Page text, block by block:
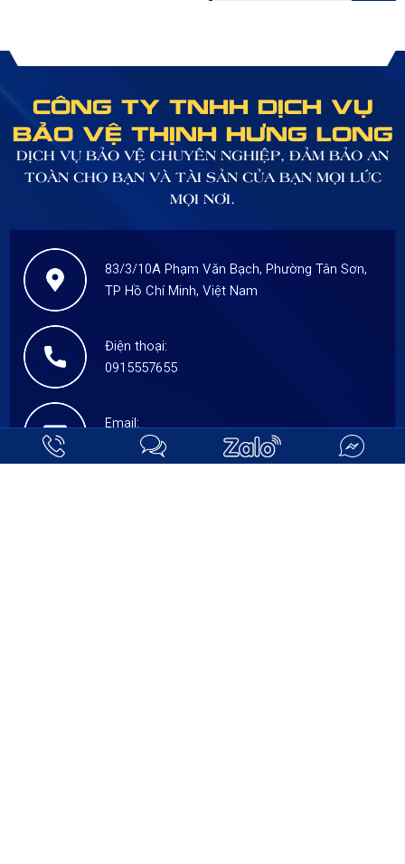
Thịnh Hưng Long tìm
đây.
Với mạng lưới siêu thị -
trung tâm thương mại
đang càng được nhân
rộng lên và nhu cầu
người tiêu dùng ngày
CÔNG TY TNHH DỊCH VỤ
BẢO VỆ THỊNH HƯNG LONG
DỊCH VỤ BẢO VỆ CHUYÊN NGHIỆP, ĐẢM BẢO AN
TOÀN CHO BẠN VÀ TÀI SẢN CỦA BẠN MỌI LÚC
MỌI NƠI.
83/3/10A Phạm Văn Bạch, Phường Tân Sơn,
TP Hồ Chí Minh, Việt Nam
Điện thoại:
0915557655
Email:
thinhhunglong.hcm@gmail.com